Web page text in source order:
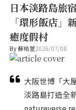
日本淡路島旅
「環形飯店」
癒度假村
By蘇祐萱2026/07/08
大阪世博「大
淡路島打造全